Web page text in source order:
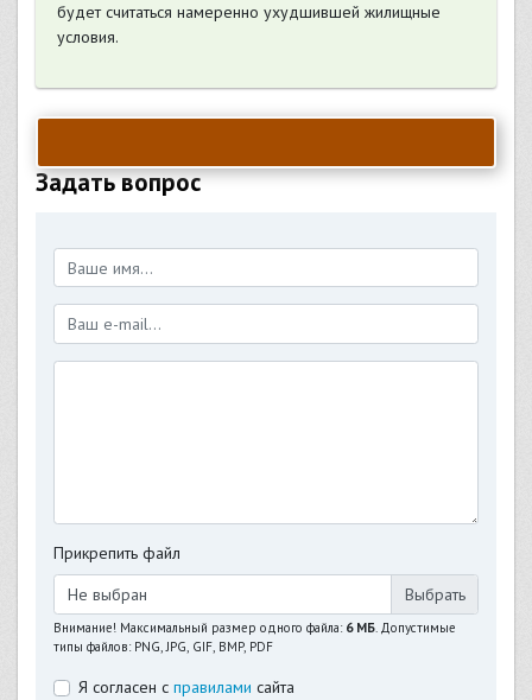
будет считаться намеренно ухудшившей жилищные
условия.
Задать вопрос
Прикрепить файл
Не выбран
Внимание! Максимальный размер одного файла: 6 МБ. Допустимые
типы файлов: PNG, JPG, GIF, BMP, PDF
Я согласен с правилами сайта